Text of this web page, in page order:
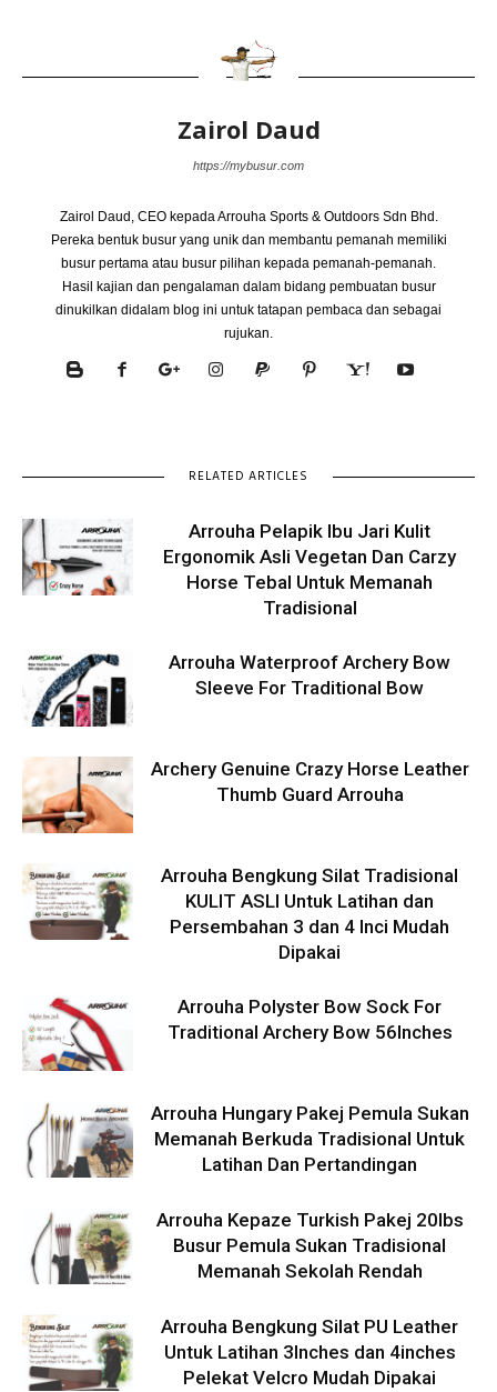
Zairol Daud
https://mybusur.com
Zairol Daud, CEO kepada Arrouha Sports & Outdoors Sdn Bhd.
Pereka bentuk busur yang unik dan membantu pemanah memiliki
busur pertama atau busur pilihan kepada pemanah-pemanah.
Hasil kajian dan pengalaman dalam bidang pembuatan busur
dinukilkan didalam blog ini untuk tatapan pembaca dan sebagai
rujukan.
RELATED ARTICLES
Arrouha Pelapik Ibu Jari Kulit
Ergonomik Asli Vegetan Dan Carzy
Horse Tebal Untuk Memanah
Tradisional
Arrouha Waterproof Archery Bow
Sleeve For Traditional Bow
Archery Genuine Crazy Horse Leather
Thumb Guard Arrouha
Arrouha Bengkung Silat Tradisional
KULIT ASLI Untuk Latihan dan
Persembahan 3 dan 4 Inci Mudah
Dipakai
Arrouha Polyster Bow Sock For
Traditional Archery Bow 56Inches
Arrouha Hungary Pakej Pemula Sukan
Memanah Berkuda Tradisional Untuk
Latihan Dan Pertandingan
Arrouha Kepaze Turkish Pakej 20lbs
Busur Pemula Sukan Tradisional
Memanah Sekolah Rendah
Arrouha Bengkung Silat PU Leather
Untuk Latihan 3Inches dan 4inches
Pelekat Velcro Mudah Dipakai